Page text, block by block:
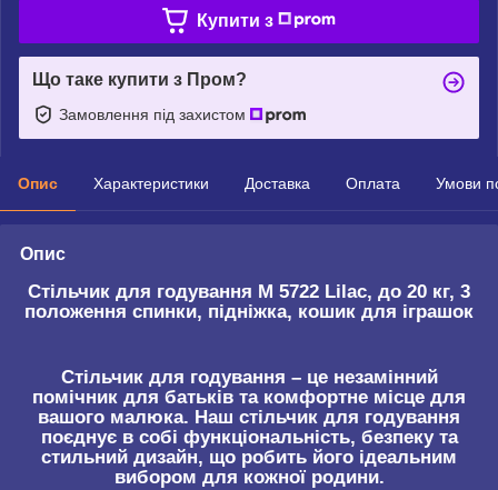
Купити з
Що таке купити з Пром?
Замовлення під захистом
Опис Характеристики Доставка Оплата Умови
Опис
Стільчик для годування M 5722 Lilac, до 20 кг, 3
положення спинки, підніжка, кошик для іграшок
Стільчик для годування – це незамінний
помічник для батьків та комфортне місце для
вашого малюка. Наш стільчик для годування
поєднує в собі функціональність, безпеку та
стильний дизайн, що робить його ідеальним
вибором для кожної родини.